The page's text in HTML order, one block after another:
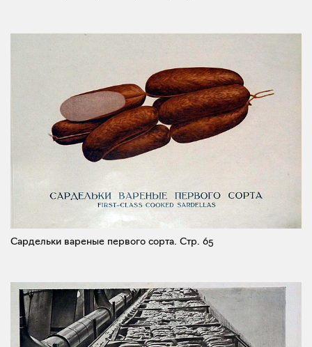
Сардельки вареные первого сорта. Стр. 65